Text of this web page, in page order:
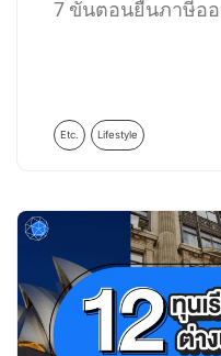
7 ขั้นตอนยื่นภาษีอ
Etc. Lifestyle